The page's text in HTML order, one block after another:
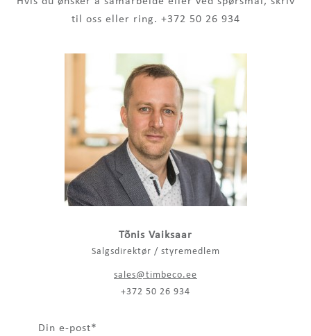
til oss eller ring. +372 50 26 934
Tõnis Vaiksaar
Salgsdirektør / styremedlem
sales@timbeco.ee
+372 50 26 934
Din e-post